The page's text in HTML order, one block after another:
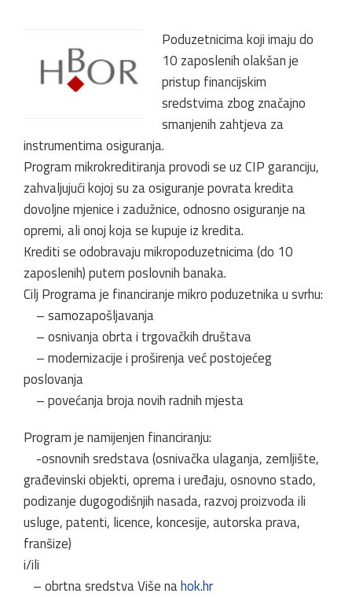
Poduzetnicima koji imaju do
10 zaposlenih olakšan je
pristup financijskim
sredstvima zbog značajno
smanjenih zahtjeva za
instrumentima osiguranja.
Program mikrokreditiranja provodi se uz CIP garanciju,
zahvaljujući kojoj su za osiguranje povrata kredita
dovoljne mjenice i zadužnice, odnosno osiguranje na
opremi, ali onoj koja se kupuje iz kredita.
Krediti se odobravaju mikropoduzetnicima (do 10
zaposlenih) putem poslovnih banaka.
Cilj Programa je financiranje mikro poduzetnika u svrhu:
– samozapošljavanja
– osnivanja obrta i trgovačkih društava
– modernizacije i proširenja već postojećeg
poslovanja
– povećanja broja novih radnih mjesta
Program je namijenjen financiranju:
-osnovnih sredstava (osnivačka ulaganja, zemljište,
građevinski objekti, oprema i uređaju, osnovno stado,
podizanje dugogodišnjih nasada, razvoj proizvoda ili
usluge, patenti, licence, koncesije, autorska prava,
franšize)
i/ili
– obrtna sredstva Više nahok.hr